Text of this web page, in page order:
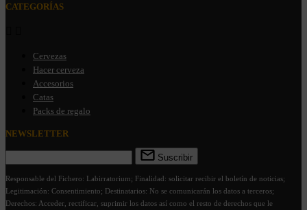
CATEGORÍAS
Cervezas
Hacer cerveza
Accesorios
Catas
Packs de regalo
NEWSLETTER
Suscribir
Responsable del Fichero: Labirratorium; Finalidad: solicitar recibir el boletín de noticias;
Legitimación: Consentimiento; Destinatarios: No se comunicarán los datos a terceros;
Derechos: Acceder, rectificar, suprimir los datos así como el resto de derechos que le